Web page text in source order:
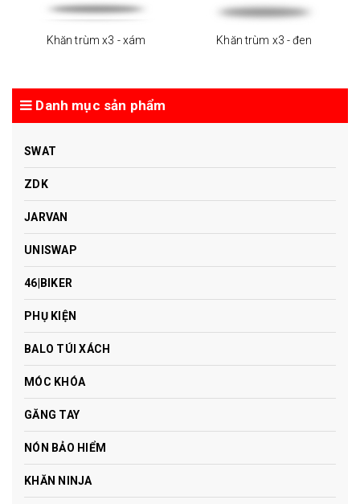
Khăn trùm x3 - xám Khăn trùm x3 - đen
Danh mục sản phẩm
SWAT
ZDK
JARVAN
UNISWAP
46|BIKER
PHỤ KIỆN
BALO TÚI XÁCH
MÓC KHÓA
GĂNG TAY
NÓN BẢO HIỂM
KHĂN NINJA